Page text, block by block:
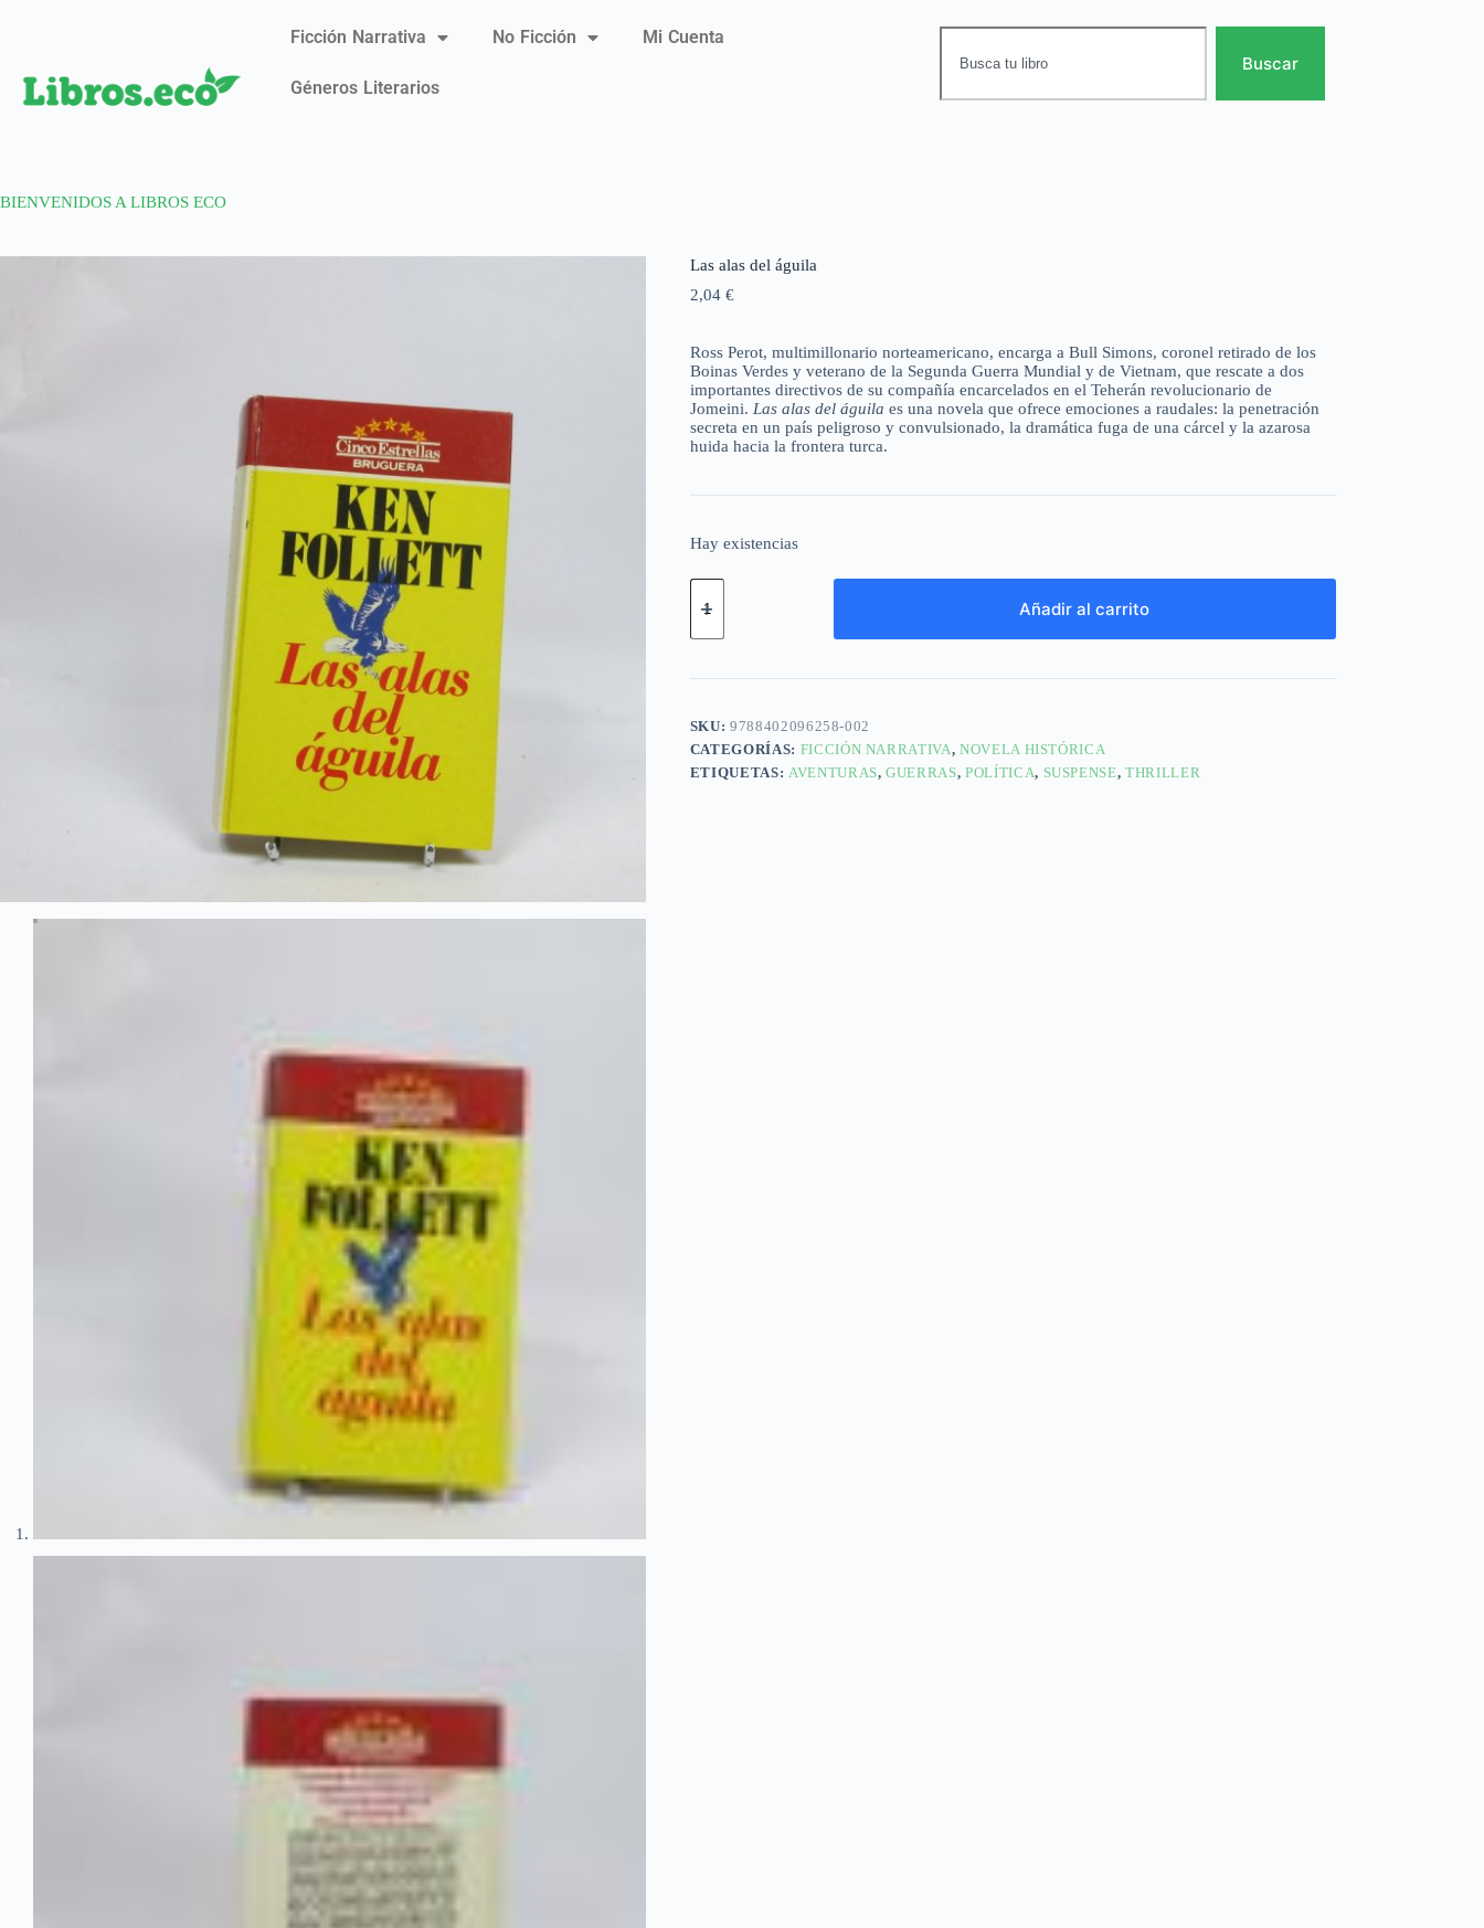
Ficción Narrativa No Ficción Mi Cuenta
Géneros Literarios
Buscar
BIENVENIDOS A LIBROS ECO
Las alas del águila
2,04 €
Ross Perot, multimillonario norteamericano, encarga a Bull Simons, coronel retirado de los
Boinas Verdes y veterano de la Segunda Guerra Mundial y de Vietnam, que rescate a dos
importantes directivos de su compañía encarcelados en el Teherán revolucionario de
Jomeini. Las alas del águila es una novela que ofrece emociones a raudales: la penetración
secreta en un país peligroso y convulsionado, la dramática fuga de una cárcel y la azarosa
huida hacia la frontera turca.
Hay existencias
Añadir al carrito
SKU:9788402096258-002
CATEGORÍAS: FICCIÓN NARRATIVA, NOVELA HISTÓRICA
ETIQUETAS: AVENTURAS,GUERRAS, POLÍTICA, SUSPENSE,THRILLER